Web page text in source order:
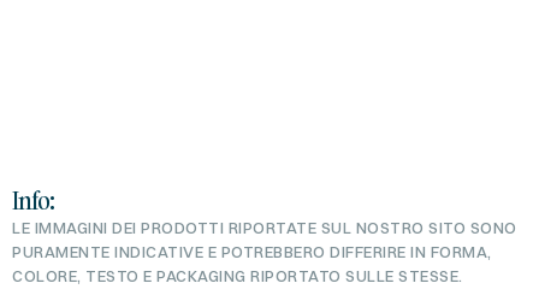
Info:
LE IMMAGINI DEI PRODOTTI RIPORTATE SUL NOSTRO SITO SONO
PURAMENTE INDICATIVE E POTREBBERO DIFFERIRE IN FORMA,
COLORE, TESTO E PACKAGING RIPORTATO SULLE STESSE.